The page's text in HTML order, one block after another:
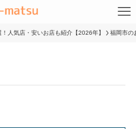
人気店・安いお店も紹介【2026年】 福岡市の